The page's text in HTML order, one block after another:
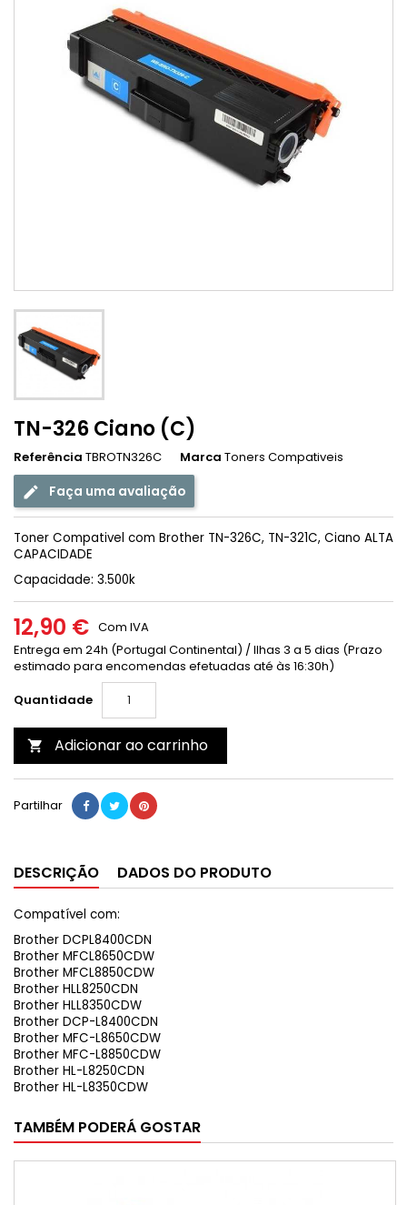
TN-326 Ciano (C)
Referência TBROTN326C Marca Toners Compativeis
Faça uma avaliação
Toner Compativel com Brother TN-326C, TN-321C, Ciano ALTA
CAPACIDADE
Capacidade: 3.500k
12,90 € Com IVA
Entrega em 24h (Portugal Continental) / Ilhas 3 a 5 dias (Prazo
estimado para encomendas efetuadas até às 16:30h)
Quantidade
 Adicionar ao carrinho
Partilhar
DESCRIÇÃO DADOS DO PRODUTO
Compatível com:
Brother DCPL8400CDN
Brother MFCL8650CDW
Brother MFCL8850CDW
Brother HLL8250CDN
Brother HLL8350CDW
Brother DCP-L8400CDN
Brother MFC-L8650CDW
Brother MFC-L8850CDW
Brother HL-L8250CDN
Brother HL-L8350CDW
TAMBÉM PODERÁ GOSTAR